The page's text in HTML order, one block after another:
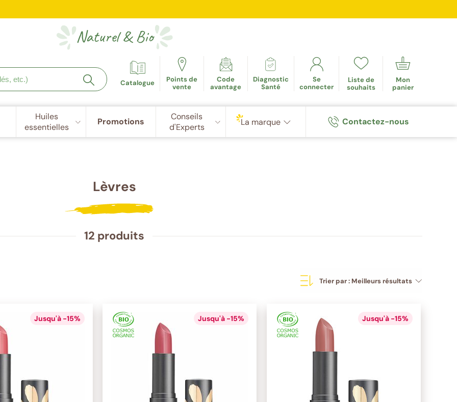
Naturel&Bio
Catalogue
Points de
vente
Code
avantage
Diagnostic
Santé
Se
connecter
Liste de
souhaits
Mon
panier
Huiles
essentielles
Promotions
Conseils
d'Experts
La marque Contactez-nous
Lèvres
12 produits
Trier par : Meilleurs résultats
Jusqu'à -15% Jusqu'à -15% Jusqu'à -15%